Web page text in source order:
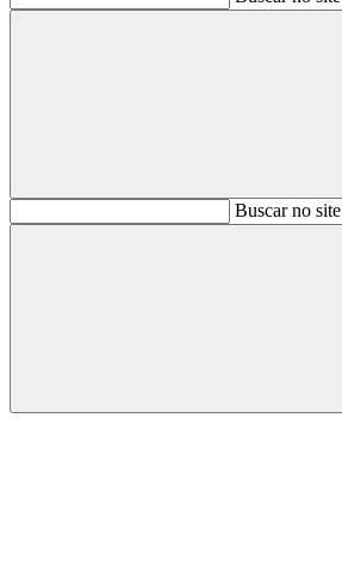
BuscarBuscar no site
Buscar